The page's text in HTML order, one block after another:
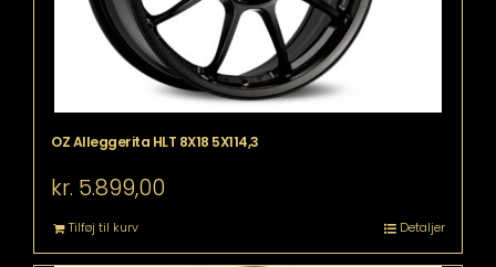
OZ Alleggerita HLT 8X18 5X114,3
kr. 5.899,00
Tilføj til kurv Detaljer